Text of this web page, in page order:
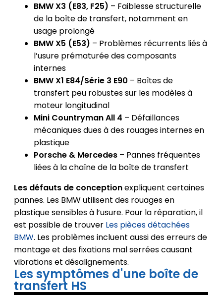
BMW X3 (E83, F25) – Faiblesse structurelle
de la boîte de transfert, notamment en
usage prolongé
BMW X5 (E53) – Problèmes récurrents liés à
l’usure prématurée des composants
internes
BMW X1 E84/Série 3 E90 – Boîtes de
transfert peu robustes sur les modèles à
moteur longitudinal
Mini Countryman All 4 – Défaillances
mécaniques dues à des rouages internes en
plastique
Porsche & Mercedes– Pannes fréquentes
liées à la chaîne de la boîte de transfert
Les défauts de conceptionexpliquent certaines
pannes. Les BMW utilisent des rouages en
plastique sensibles à l’usure. Pour la réparation, il
est possible de trouver Les pièces détachées
BMW. Les problèmes incluent aussi des erreurs de
montage et des fixations mal serrées causant
vibrations et désalignements.
Les symptômes d'une boîte de
transfert HS